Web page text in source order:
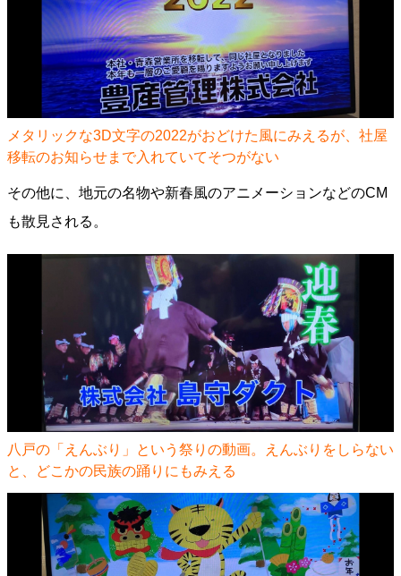
メタリックな3D文字の2022がおどけた風にみえるが、社屋
移転のお知らせまで入れていてそつがない
その他に、地元の名物や新春風のアニメーションなどのCM
も散見される。
八戸の「えんぶり」という祭りの動画。えんぶりをしらない
と、どこかの民族の踊りにもみえる